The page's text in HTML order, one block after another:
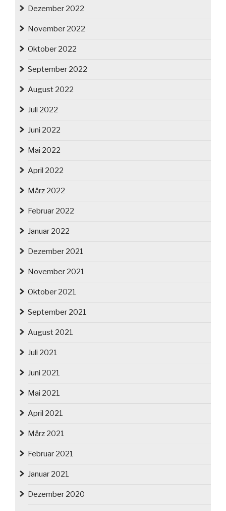
Dezember 2022
November 2022
Oktober 2022
September 2022
August 2022
Juli 2022
Juni 2022
Mai 2022
April 2022
März 2022
Februar 2022
Januar 2022
Dezember 2021
November 2021
Oktober 2021
September 2021
August 2021
Juli 2021
Juni 2021
Mai 2021
April 2021
März 2021
Februar 2021
Januar 2021
Dezember 2020